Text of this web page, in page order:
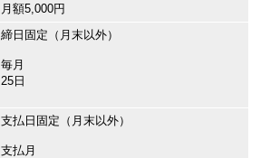
月額5,000円
締日固定（月末以外）
毎月
25日
支払日固定（月末以外）
支払月